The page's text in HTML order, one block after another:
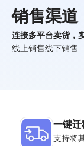
销售渠道
连接多平台卖货，
线上销售线下销售
一键迁